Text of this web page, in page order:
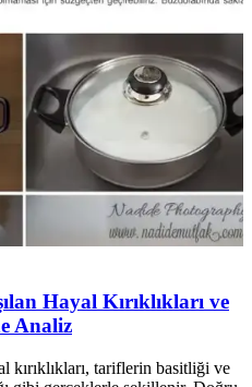
Hayal Kırıklıkları ve
Analiz
kırıklıkları, tariflerin basitliği ve